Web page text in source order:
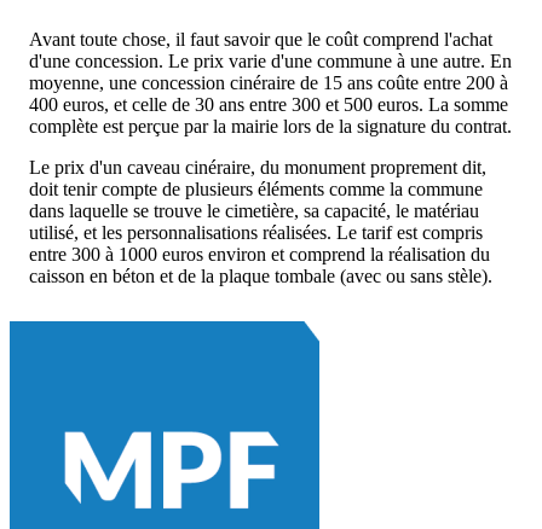
Avant toute chose, il faut savoir que le coût comprend l'achat
d'une concession. Le prix varie d'une commune à une autre. En
moyenne, une concession cinéraire de 15 ans coûte entre 200 à
400 euros, et celle de 30 ans entre 300 et 500 euros. La somme
complète est perçue par la mairie lors de la signature du contrat.
Le prix d'un caveau cinéraire, du monument proprement dit,
doit tenir compte de plusieurs éléments comme la commune
dans laquelle se trouve le cimetière, sa capacité, le matériau
utilisé, et les personnalisations réalisées. Le tarif est compris
entre 300 à 1000 euros environ et comprend la réalisation du
caisson en béton et de la plaque tombale (avec ou sans stèle).